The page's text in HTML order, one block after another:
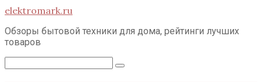
Перейти
контенту
elektromark.ru
Обзоры бытовой техники для дома, рейтинги лучших
товаров